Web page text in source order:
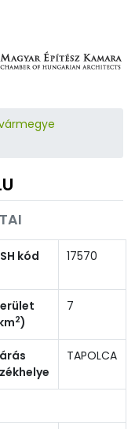
kód 17570
2)
7
TAPOLCA